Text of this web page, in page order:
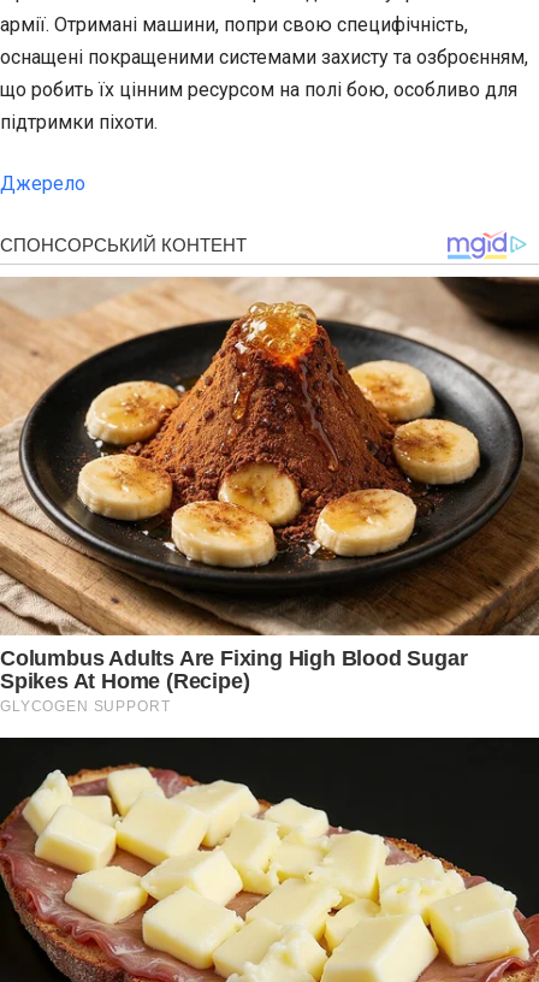
армії. Отримані машини, попри свою специфічність,
оснащені покращеними системами захисту та озброєнням,
що робить їх цінним ресурсом на полі бою, особливо для
підтримки піхоти.
Джерело